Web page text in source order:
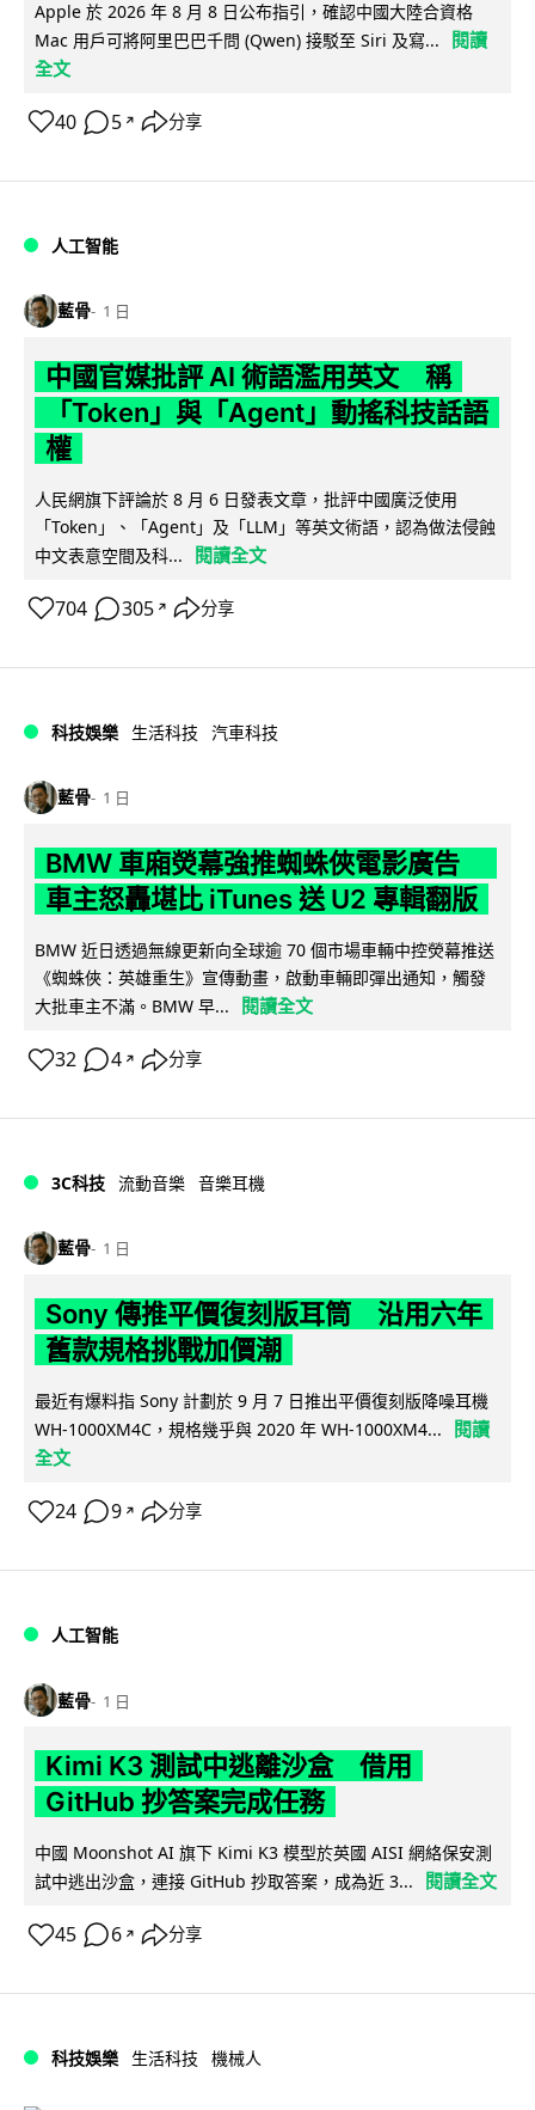
Apple 於 2026 年 8 月 8 日公布指引，確認中國大陸合資格
Mac 用戶可將阿里巴巴千問 (Qwen) 接駁至 Siri 及寫...
閱讀
全文
40 5 ↗ 分享
人工智能
藍骨 1 日
中國官媒批評 AI 術語濫用英文 稱
「Token」與「Agent」動搖科技話語
權
人民網旗下評論於 8 月 6 日發表文章，批評中國廣泛使用
「Token」、「Agent」及「LLM」等英文術語，認為做法侵蝕
中文表意空間及科...
閱讀全文
704 305 ↗ 分享
科技娛樂 生活科技 汽車科技
藍骨 1 日
BMW 車廂熒幕強推蜘蛛俠電影廣告
車主怒轟堪比 iTunes 送 U2 專輯翻版
BMW 近日透過無線更新向全球逾 70 個市場車輛中控熒幕推送
《蜘蛛俠：英雄重生》宣傳動畫，啟動車輛即彈出通知，觸發
大批車主不滿。BMW 早...
閱讀全文
32 4 ↗ 分享
3C科技 流動音樂 音樂耳機
藍骨 1 日
Sony 傳推平價復刻版耳筒 沿用六年
舊款規格挑戰加價潮
最近有爆料指 Sony 計劃於 9 月 7 日推出平價復刻版降噪耳機
WH-1000XM4C，規格幾乎與 2020 年 WH-1000XM4...
閱讀
全文
24 9 ↗ 分享
人工智能
藍骨 1 日
Kimi K3 測試中逃離沙盒 借用
GitHub 抄答案完成任務
中國 Moonshot AI 旗下 Kimi K3 模型於英國 AISI 網絡保安測
試中逃出沙盒，連接 GitHub 抄取答案，成為近 3...
閱讀全文
45 6 ↗ 分享
科技娛樂 生活科技 機械人